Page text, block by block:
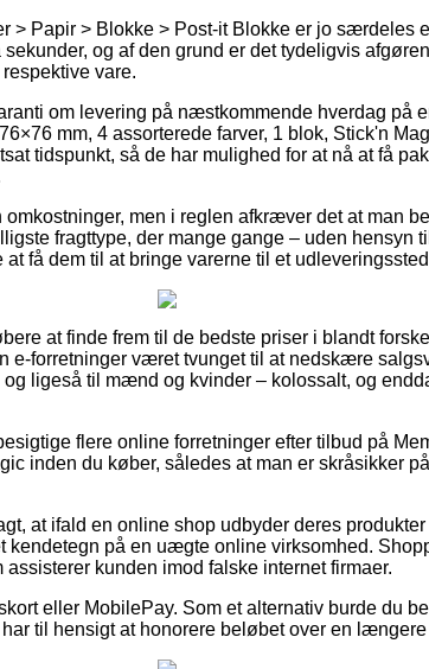
> Papir > Blokke > Post-it Blokke er jo særdeles
og af den grund er det tydeligvis
vare.
om levering på næstkommende hverdag på
mm, 4 assorterede farver, 1 blok, Stick'n
tidspunkt, så de har mulighed for at nå at få
men i reglen afkræver det at man
fragttype, der mange gange – uden hensyn
få dem til at bringe varerne til et
at finde frem til de bedste priser i blandt
e-forretninger været tvunget til at nedskære
ligeså til mænd og kvinder – kolossalt, og
flere online forretninger efter tilbud på
inden du køber, således at man er skråsikker
at ifald en online shop udbyder deres
kendetegn på en uægte online virksomhed.
kunden imod falske internet firmaer.
eller MobilePay. Som et alternativ burde du
til hensigt at honorere beløbet over en